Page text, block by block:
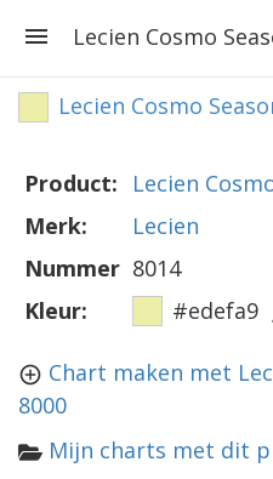
Lecien Cosmo
Lecien Cosmo
Product:
Lecien
Merk:
Lecien
Nummer 8014
Kleur:
#edefa9
Chart maken met
8000
Mijn charts met dit